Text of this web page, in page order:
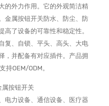
的外力作用。它的外观简洁精
金属按钮开关防水、防尘、防
高了设备的可靠性和稳定性。
复、自锁、平头、高头、大电
，并配备有对应插件。产品拥
持OEM/ODM。
属按钮开关
电力设备、通信设备、医疗器